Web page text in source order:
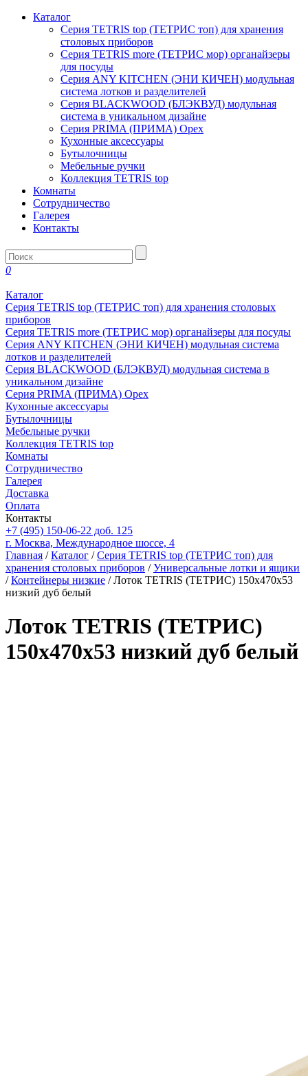
Каталог
Серия TETRIS top (ТЕТРИС топ) для хранения
столовых приборов
Серия TETRIS more (ТЕТРИС мор) органайзеры
для посуды
Серия ANY KITCHEN (ЭНИ КИЧЕН) модульная
система лотков и разделителей
Серия BLACKWOOD (БЛЭКВУД) модульная
система в уникальном дизайне
Серия PRIMA (ПРИМА) Орех
Кухонные аксессуары
Бутылочницы
Мебельные ручки
Коллекция TETRIS top
Комнаты
Сотрудничество
Галерея
Контакты
0
Каталог
Серия TETRIS top (ТЕТРИС топ) для хранения столовых
приборов
Серия TETRIS more (ТЕТРИС мор) органайзеры для посуды
Серия ANY KITCHEN (ЭНИ КИЧЕН) модульная система
лотков и разделителей
Серия BLACKWOOD (БЛЭКВУД) модульная система в
уникальном дизайне
Серия PRIMA (ПРИМА) Орех
Кухонные аксессуары
Бутылочницы
Мебельные ручки
Коллекция TETRIS top
Комнаты
Сотрудничество
Галерея
Доставка
Оплата
Контакты
+7 (495) 150-06-22 доб. 125
г. Москва, Международное шоссе, 4
Главная /Каталог /Серия TETRIS top (ТЕТРИС топ) для
хранения столовых приборов /Универсальные лотки и ящики
/Контейнеры низкие / Лоток TETRIS (ТЕТРИС) 150х470х53
низкий дуб белый
Лоток TETRIS (ТЕТРИС)
150х470х53 низкий дуб белый